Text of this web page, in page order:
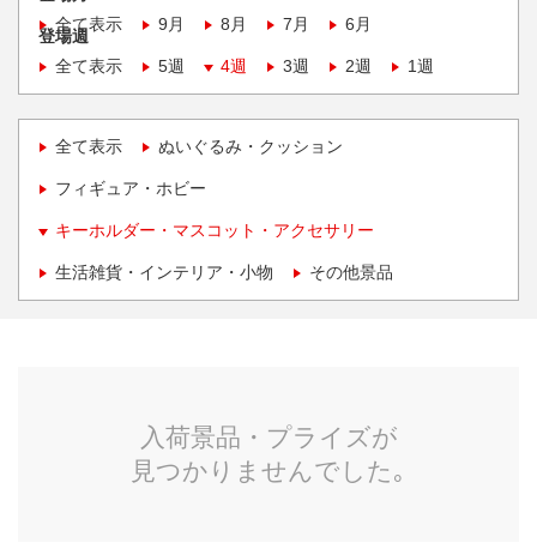
全て表示
9月 8月 7月 6月
登場週
全て表示
5週 4週 3週 2週 1週
全て表示 ぬいぐるみ・クッション
フィギュア・ホビー
キーホルダー・マスコット・アクセサリー
生活雑貨・インテリア・小物 その他景品